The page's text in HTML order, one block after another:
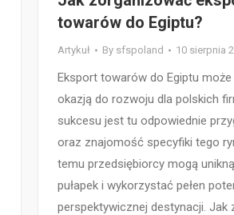
towarów do Egiptu?
Artykuł By sfspoland 10 sierpnia
Eksport towarów do Egiptu może
okazją do rozwoju dla polskich
sukcesu jest tu odpowiednie
oraz znajomość specyfiki tego
temu przedsiębiorcy mogą
pułapek i wykorzystać pełen
perspektywicznej destynacji. Jak